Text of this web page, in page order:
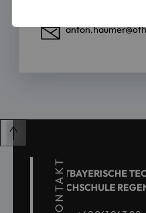
KONTAKT
OSTBAYERISCHE
HOCHSCHULE